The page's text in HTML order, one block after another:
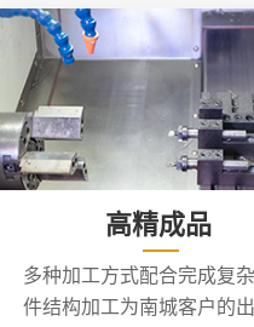
高精成品
多种加工方式配合完成复
件结构加工为南城客户的